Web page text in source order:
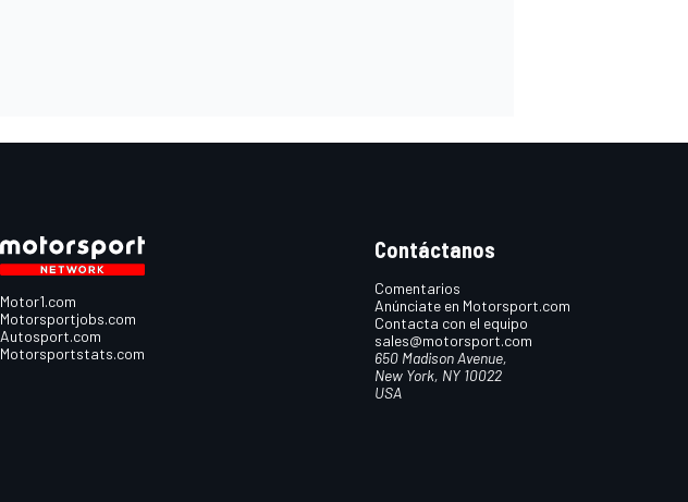
Motor1.com
Motorsportjobs.com
Autosport.com
Motorsportstats.com
Contáctanos
Comentarios
Anúnciate en Motorsport.com
Contacta con el equipo
sales@motorsport.com
650 Madison Avenue,
New York, NY 10022
USA